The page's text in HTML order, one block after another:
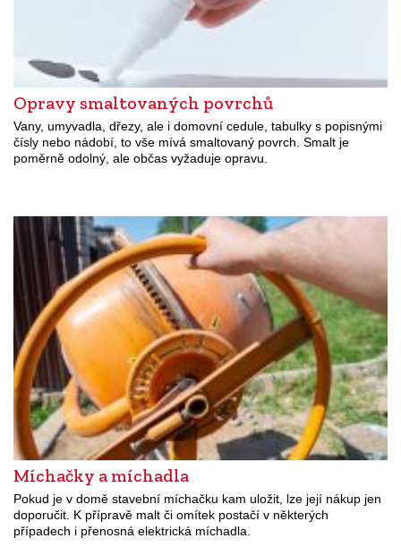
Opravy smaltovaných povrchů
Vany, umyvadla, dřezy, ale i domovní cedule, tabulky s popisnými
čísly nebo nádobí, to vše mívá smaltovaný povrch. Smalt je
poměrně odolný, ale občas vyžaduje opravu.
Míchačky a míchadla
Pokud je v domě stavební míchačku kam uložit, lze její nákup jen
doporučit. K přípravě malt či omítek postačí v některých
případech i přenosná elektrická míchadla.